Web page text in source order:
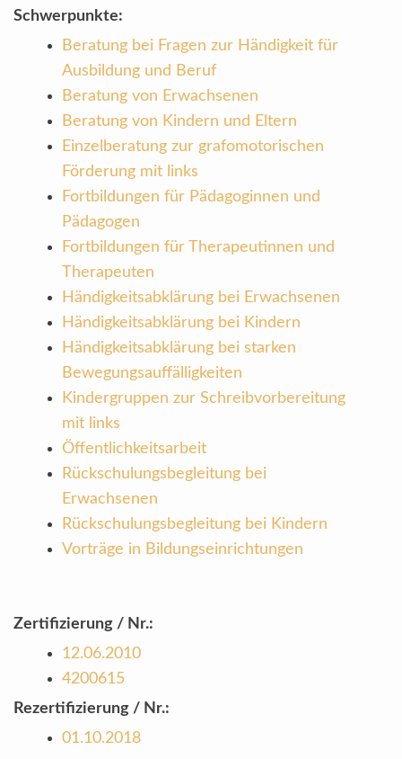
Schwerpunkte:
Beratung bei Fragen zur Händigkeit für
Ausbildung und Beruf
Beratung von Erwachsenen
Beratung von Kindern und Eltern
Einzelberatung zur grafomotorischen
Förderung mit links
Fortbildungen für Pädagoginnen und
Pädagogen
Fortbildungen für Therapeutinnen und
Therapeuten
Händigkeitsabklärung bei Erwachsenen
Händigkeitsabklärung bei Kindern
Händigkeitsabklärung bei starken
Bewegungsauffälligkeiten
Kindergruppen zur Schreibvorbereitung
mit links
Öffentlichkeitsarbeit
Rückschulungsbegleitung bei
Erwachsenen
Rückschulungsbegleitung bei Kindern
Vorträge in Bildungseinrichtungen
Zertifizierung / Nr.:
12.06.2010
4200615
Rezertifizierung / Nr.:
01.10.2018